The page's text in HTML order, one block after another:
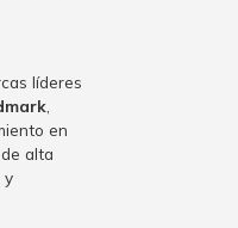
líderes
en
alta
y